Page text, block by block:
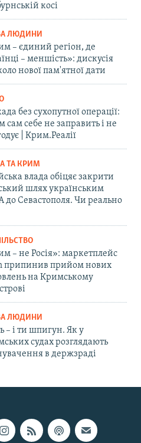
косі
ЛЮДИНИ
– єдиний регіон, де
– меншість»: дискусія
нової пам'ятної дати
без сухопутної операції:
сам себе не заправить і не
| Крим.Реалії
ТА КРИМ
влада обіцяє закрити
шлях українським
до Севастополя. Чи реально
– не Росія»: маркетплейс
припинив прийом нових
на Кримському
ЛЮДИНИ
– і ти шпигун. Як у
судах розглядають
в держзраді